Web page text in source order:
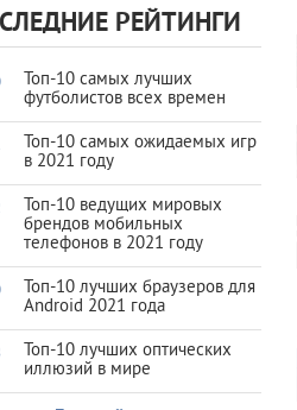
РЕЙТИНГИ
Топ-10 самых лучших
футболистов всех времен
Топ-10 самых ожидаемых игр
в 2021 году
Топ-10 ведущих мировых
брендов мобильных
телефонов в 2021 году
Топ-10 лучших браузеров для
Android 2021 года
Топ-10 лучших оптических
иллюзий в мире